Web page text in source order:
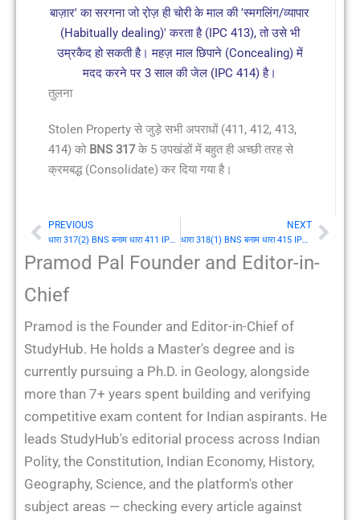
बाज़ार' का सरगना जो रो़ज़ ही चोरी के माल की 'स्मगलिंग/व्यापार
(Habitually dealing)' करता है (IPC 413), तो उसे भी
उम्रकैद हो सकती है। महज़ माल छिपाने (Concealing) में
मदद करने पर 3 साल की जेल (IPC 414) है।
तुलना
Stolen Property से जुड़े सभी अपराधों (411, 412, 413,
414) को BNS 317के 5 उपखंडों में बहुत ही अच्छी तरह से
क्रमबद्ध (Consolidate) कर दिया गया है।
PrevPREVIOUS
धारा 317(2) BNS बनाम धारा 411 IPC: चुराई हुई संपत्ति बेईमानी से प्राप्त करना (Dishonestly receiving stolen property)
NEXT
धारा 318(1) BNS बनाम धारा 415 IPC: छल (Cheating) की परिभाषा Next
Pramod Pal Founder and Editor-in-
Chief
Pramod is the Founder and Editor-in-Chief of
StudyHub. He holds a Master's degree and is
currently pursuing a Ph.D. in Geology, alongside
more than 7+ years spent building and verifying
competitive exam content for Indian aspirants. He
leads StudyHub's editorial process across Indian
Polity, the Constitution, Indian Economy, History,
Geography, Science, and the platform's other
subject areas — checking every article against